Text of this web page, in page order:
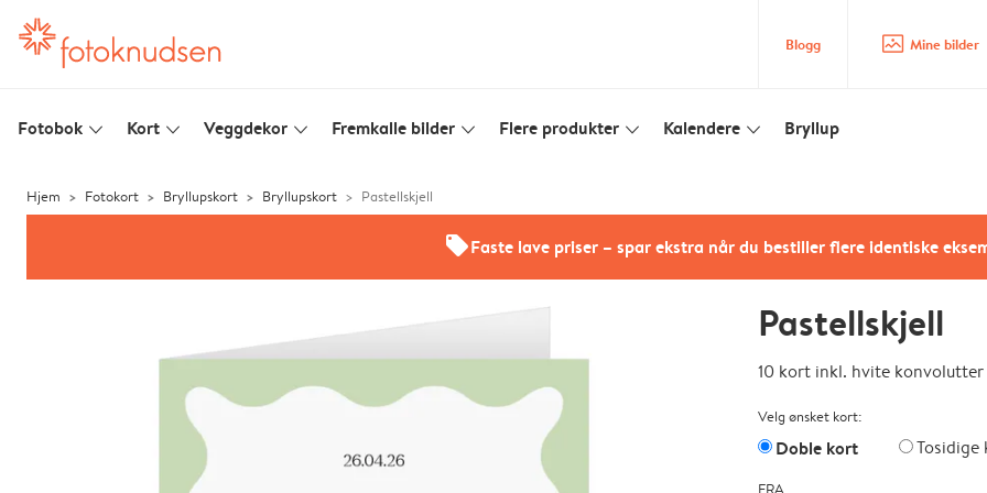
Blogg image_placeholder Mine bilder
Fotobok slim_arrow_down Kort slim_arrow_down Veggdekor slim_arrow_down Fremkalle bilder slim_arrow_down Flere produkter slim_arrow_down Kalendere slim_arrow_down Bryllup
Hjem Fotokort Bryllupskort Bryllupskort Pastellskjell
offersFaste lave priser – spar ekstra når du bestiller flere identiske
Pastellskjell
10 kort inkl. hvite konvolutter
Velg ønsket kort:
Doble kort Tosidige
FRA